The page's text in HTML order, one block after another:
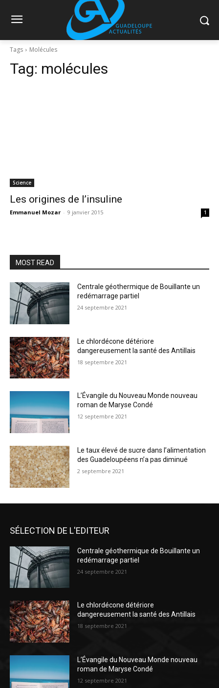
Tags Molécules
Tag: molécules
Science
Les origines de l’insuline
Emmanuel Mozar - 9 janvier 2015 1
MOST READ
Centrale géothermique de Bouillante un
redémarrage partiel
24 septembre 2021
Le chlordécone détériore
dangereusement la santé des Antillais
18 septembre 2021
L’Évangile du Nouveau Monde nouveau
roman de Maryse Condé
12 septembre 2021
Le taux élevé de sucre dans l’alimentation
des Guadeloupéens n’a pas diminué
2 septembre 2021
SÉLECTION DE L'EDITEUR
Centrale géothermique de Bouillante un
redémarrage partiel
24 septembre 2021
Le chlordécone détériore
dangereusement la santé des Antillais
18 septembre 2021
L’Évangile du Nouveau Monde nouveau
roman de Maryse Condé
12 septembre 2021